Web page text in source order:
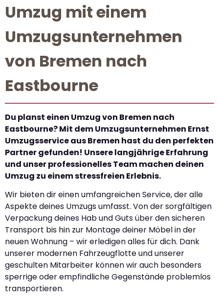
Umzug mit einem
Umzugsunternehmen
von Bremen nach
Eastbourne
Du planst einen Umzug von Bremen nach
Eastbourne? Mit dem Umzugsunternehmen Ernst
Umzugsservice aus Bremen hast du den perfekten
Partner gefunden! Unsere langjährige Erfahrung
und unser professionelles Team machen deinen
Umzug zu einem stressfreien Erlebnis.
Wir bieten dir einen umfangreichen Service, der alle
Aspekte deines Umzugs umfasst. Von der sorgfältigen
Verpackung deines Hab und Guts über den sicheren
Transport bis hin zur Montage deiner Möbel in der
neuen Wohnung – wir erledigen alles für dich. Dank
unserer modernen Fahrzeugflotte und unserer
geschulten Mitarbeiter können wir auch besonders
sperrige oder empfindliche Gegenstände problemlos
transportieren.